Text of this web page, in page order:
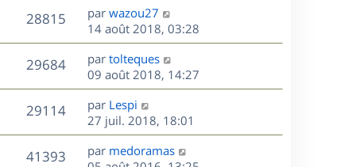
e
n
i
e
r
m
e
s
s
a
g
28815V
u
D
e
r
n
i
e
r
m
e
s
par wazou27
14 août 2018, 03:28
29684V
u
s
D
e
r
n
i
e
r
par tolteques
09 août 2018, 14:27
29114V
u
D
e
r
n
par Lespi
27 juil. 2018, 18:01
41393V
D
par medoramas